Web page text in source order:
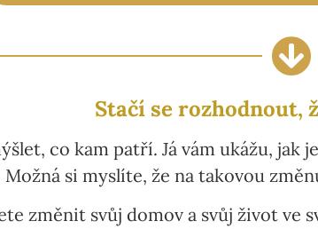
Stačí se rozhodnout,
co kam patří. Já vám ukážu, jak
si myslíte, že na takovou
změnit svůj domov a svůj život